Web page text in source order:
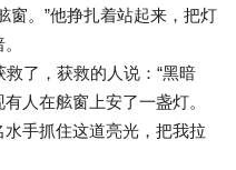
窗。”他挣扎着站起来，把灯
了，获救的人说：“黑暗
人在舷窗上安了一盏灯。
手抓住这道亮光，把我拉